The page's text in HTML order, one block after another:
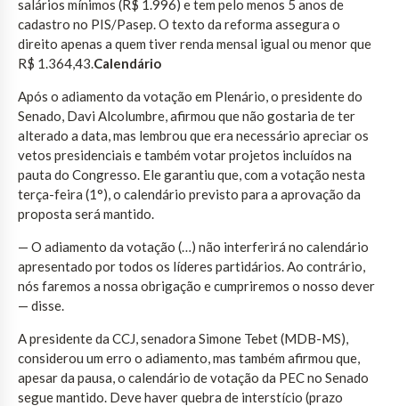
salários mínimos (R$ 1.996) e tem pelo menos 5 anos de
cadastro no PIS/Pasep. O texto da reforma assegura o
direito apenas a quem tiver renda mensal igual ou menor que
R$ 1.364,43.Calendário
Após o adiamento da votação em Plenário, o presidente do
Senado, Davi Alcolumbre, afirmou que não gostaria de ter
alterado a data, mas lembrou que era necessário apreciar os
vetos presidenciais e também votar projetos incluídos na
pauta do Congresso. Ele garantiu que, com a votação nesta
terça-feira (1°), o calendário previsto para a aprovação da
proposta será mantido.
— O adiamento da votação (…) não interferirá no calendário
apresentado por todos os líderes partidários. Ao contrário,
nós faremos a nossa obrigação e cumpriremos o nosso dever
— disse.
A presidente da CCJ, senadora Simone Tebet (MDB-MS),
considerou um erro o adiamento, mas também afirmou que,
apesar da pausa, o calendário de votação da PEC no Senado
segue mantido. Deve haver quebra de interstício (prazo